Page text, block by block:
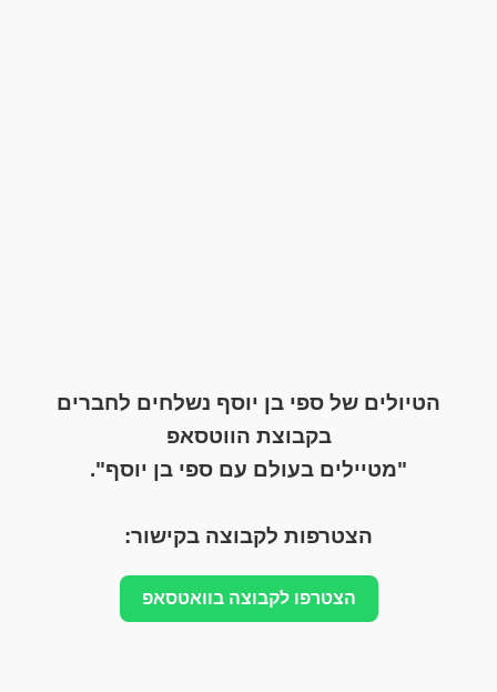
הטיולים של ספי בן יוסף נשלחים לחברים
בקבוצת הווטסאפ
"מטיילים בעולם עם ספי בן יוסף".
הצטרפות לקבוצה בקישור:
הצטרפו לקבוצה בוואטסאפ